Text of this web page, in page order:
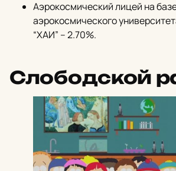
Аэрокосмический лицей на
аэрокосмического
“ХАИ” – 2.70%.
Слободской